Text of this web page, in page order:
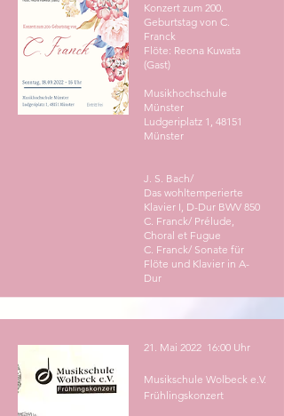
Konzert zum 200.
Geburtstag von C.
Franck
Flöte: Reona Kuwata
(Gast)
Musikhochschule
Münster
Ludgeriplatz 1, 48151
Münster
J. S. Bach/
Das wohltemperierte
Klavier I, D-Dur BWV 850
C. Franck/ Prélude,
Choral et Fugue
C. Franck/ Sonate für
Flöte und Klavier in A-
Dur
21. Mai 2022 16:00 Uhr
Musikschule Wolbeck e.V.
Frühlingskonzert